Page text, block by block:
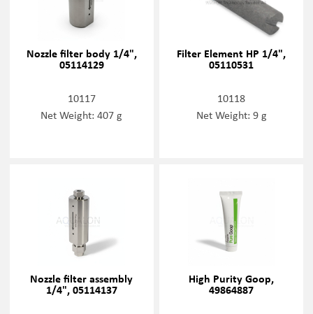
Nozzle filter body 1/4",
05114129
10117
Net Weight: 407 g
Filter Element HP 1/4",
05110531
10118
Net Weight: 9 g
Nozzle filter assembly
1/4", 05114137
High Purity Goop,
49864887